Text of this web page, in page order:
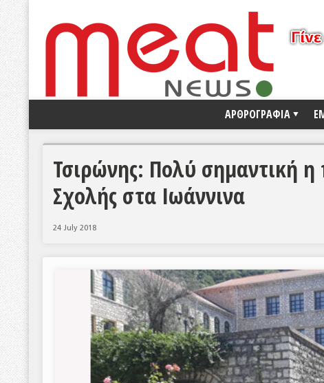
ΑΡΘΡΟΓΡΑΦΙΑ
Τσιρώνης: Πολύ σημαντική
Σχολής στα Ιωάννινα
24 July 2018